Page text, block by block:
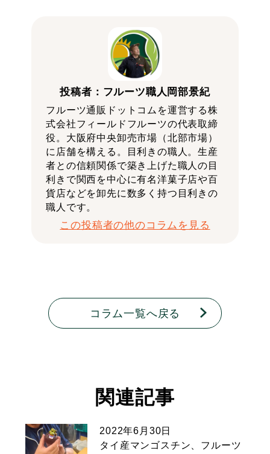
投稿者：フルーツ職人岡部景紀
フルーツ通販ドットコムを運営する株
式会社フィールドフルーツの代表取締
役。大阪府中央卸売市場（北部市場）
に店舗を構える。目利きの職人。生産
者との信頼関係で築き上げた職人の目
利きで関西を中心に有名洋菓子店や百
貨店などを卸先に数多く持つ目利きの
職人です。
この投稿者の他のコラムを見る
コラム一覧へ戻る
関連記事
2022年6月30日
タイ産マンゴスチン、フルーツ